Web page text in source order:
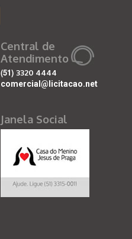
Central de
Atendimento
(51) 3320 4444
comercial@licitacao.net
Janela Social